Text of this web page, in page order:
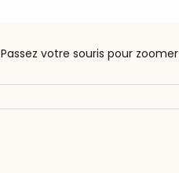
Passez votre souris pour zoomer